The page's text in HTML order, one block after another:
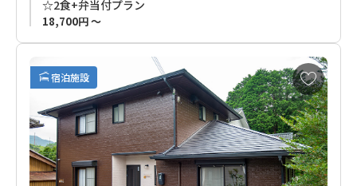
☆2食+弁当付プラン
18,700円 ～
宿泊施設
お
気
に
入
り
に
追